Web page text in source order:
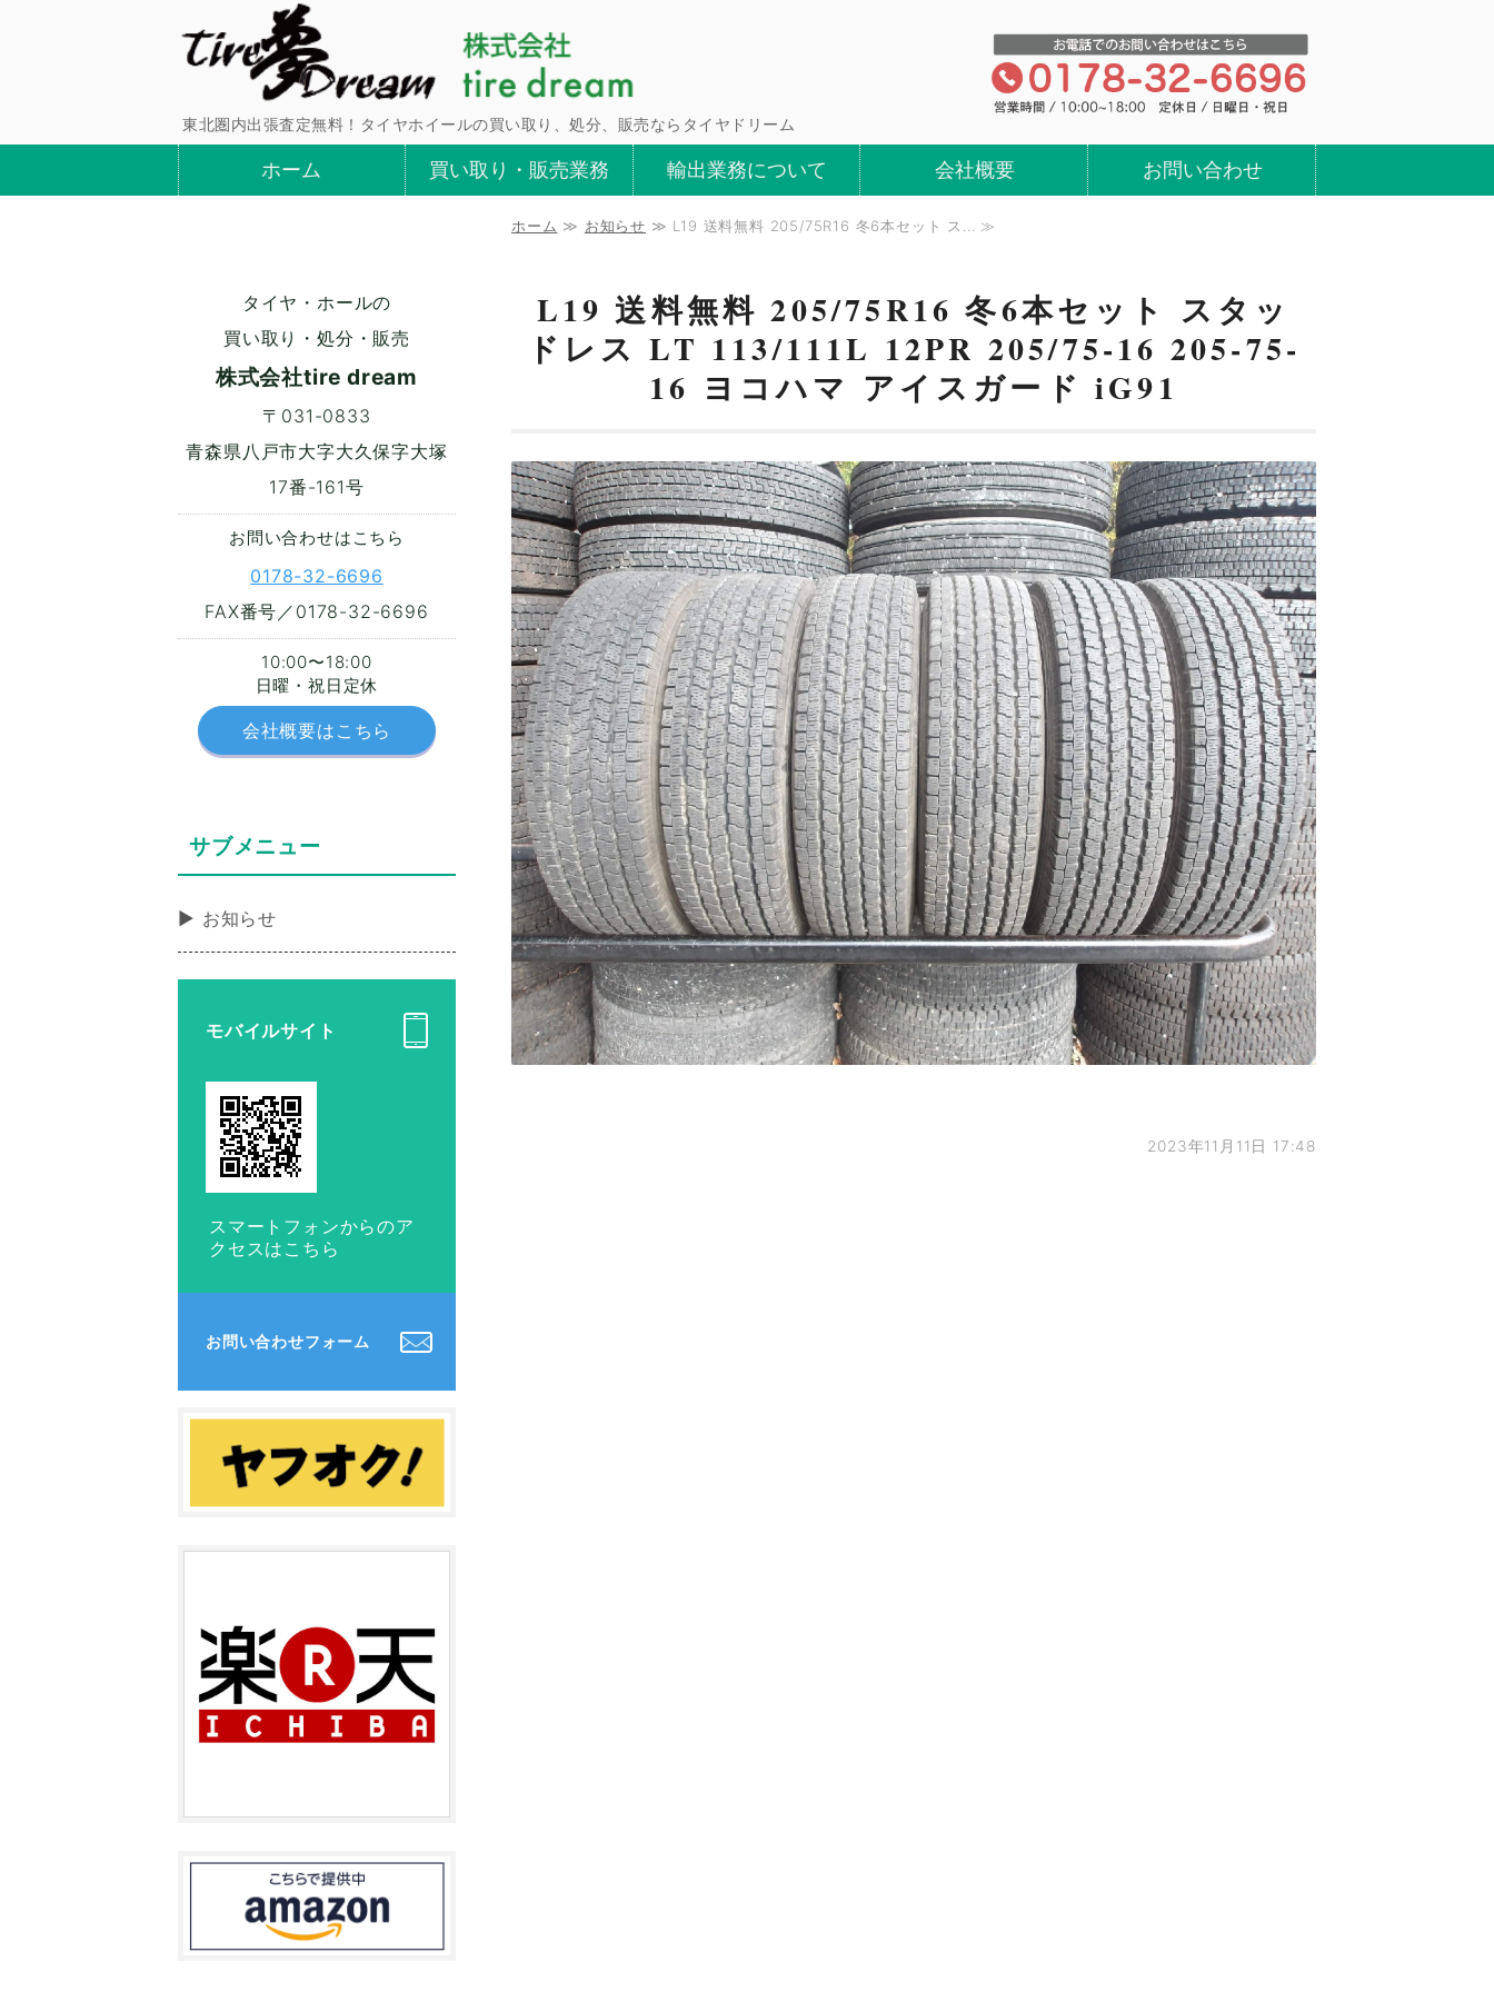
東北圏内出張査定無料！タイヤホイールの買い取り、処分、販売ならタイヤドリーム
ホーム 買い取り・販売業務 輸出業務について 会社概要 お問い合わせ
ホーム ≫ お知らせ ≫ L19 送料無料 205/75R16 冬6本セット ス... ≫
L19 送料無料 205/75R16 冬6本セット スタッ
ドレス LT 113/111L 12PR 205/75-16 205-75-
16 ヨコハマ アイスガード iG91
2023年11月11日 17:48
タイヤ・ホールの
買い取り・処分・販売
株式会社tire dream
〒031-0833
青森県八戸市大字大久保字大塚
17番-161号
お問い合わせはこちら
0178-32-6696
FAX番号／0178-32-6696
10:00〜18:00
日曜・祝日定休
会社概要はこちら
サブメニュー
お知らせ
モバイルサイト
スマートフォンからのア
クセスはこちら
お問い合わせフォーム